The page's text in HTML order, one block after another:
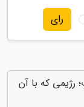
رای
رژیمی که با آن